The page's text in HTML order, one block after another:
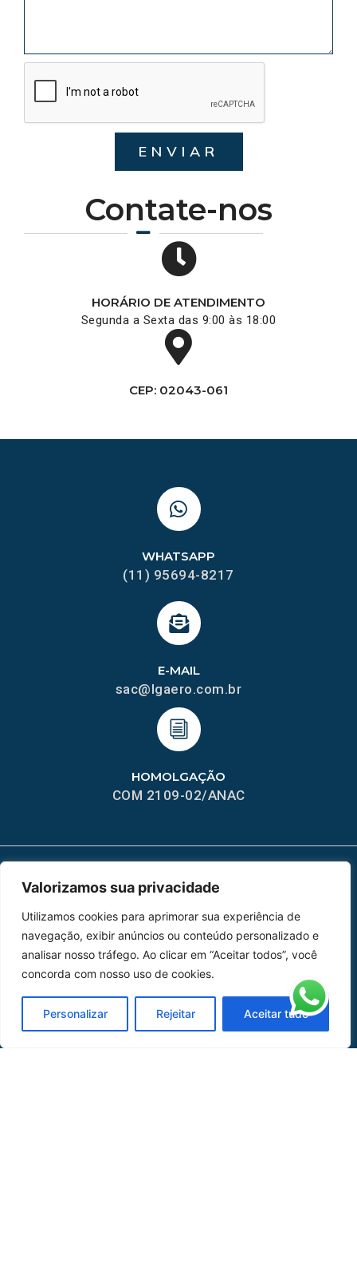
Valorizamos sua privacidade
Utilizamos cookies para aprimorar sua experiência de
navegação, exibir anúncios ou conteúdo personalizado e
analisar nosso tráfego. Ao clicar em “Aceitar todos”, você
concorda com nosso uso de cookies.
Personalizar Rejeitar Aceitar tudo
Contate-nos
HORÁRIO DE ATENDIMENTO
Segunda a Sexta das 9:00 às 18:00
CEP: 02043-061
ENVIAR
HOMOLGAÇÃO
COM 2109-02/ANAC
E-MAIL
sac@lgaero.com.br
WHATSAPP
(11) 95694-8217
MAPA DO SITE
Home Sobre Nós
Peças
Catálogo de Aplicações
Oficina de Mangueiras